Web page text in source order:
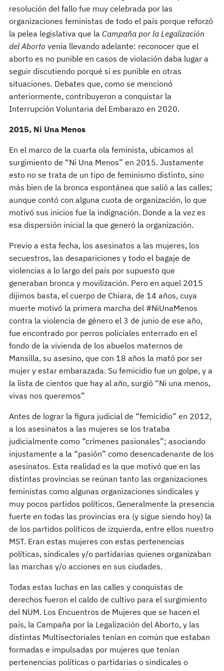
resolución del fallo fue muy celebrada por las
organizaciones feministas de todo el país porque reforzó
la pelea legislativa que la Campaña por la Legalización
del Aborto venía llevando adelante: reconocer que el
aborto es no punible en casos de violación daba lugar a
seguir discutiendo porqué si es punible en otras
situaciones. Debates que, como se mencionó
anteriormente, contribuyeron a conquistar la
Interrupción Voluntaria del Embarazo en 2020.
2015, Ni Una Menos
En el marco de la cuarta ola feminista, ubicamos al
surgimiento de “Ni Una Menos” en 2015. Justamente
esto no se trata de un tipo de feminismo distinto, sino
más bien de la bronca espontánea que salió a las calles;
aunque contó con alguna cuota de organización, lo que
motivó sus inicios fue la indignación. Donde a la vez es
esa dispersión inicial la que generó la organización.
Previo a esta fecha, los asesinatos a las mujeres, los
secuestros, las desapariciones y todo el bagaje de
violencias a lo largo del país por supuesto que
generaban bronca y movilización. Pero en aquel 2015
dijimos basta, el cuerpo de Chiara, de 14 años, cuya
muerte motivó la primera marcha del #NiUnaMenos
contra la violencia de género el 3 de junio de ese año,
fue encontrado por perros policiales enterrado en el
fondo de la vivienda de los abuelos maternos de
Mansilla, su asesino, que con 18 años la mató por ser
mujer y estar embarazada. Su femicidio fue un golpe, y a
la lista de cientos que hay al año, surgió “Ni una menos,
vivas nos queremos”
Antes de lograr la figura judicial de “femicidio” en 2012,
a los asesinatos a las mujeres se los trataba
judicialmente como “crímenes pasionales”; asociando
injustamente a la “pasión” como desencadenante de los
asesinatos. Esta realidad es la que motivó que en las
distintas provincias se reúnan tanto las organizaciones
feministas como algunas organizaciones sindicales y
muy pocos partidos políticos. Generalmente la presencia
fuerte en todas las provincias era (y sigue siendo hoy) la
de los partidos políticos de izquierda, entre ellos nuestro
MST. Eran estas mujeres con estas pertenencias
políticas, sindicales y/o partidarias quienes organizaban
las marchas y/o acciones en sus ciudades.
Todas estas luchas en las calles y conquistas de
derechos fueron el caldo de cultivo para el surgimiento
del NUM. Los Encuentros de Mujeres que se hacen el
país, la Campaña por la Legalización del Aborto, y las
distintas Multisectoriales tenían en común que estaban
formadas e impulsadas por mujeres que tenían
pertenencias políticas o partidarias o sindicales o